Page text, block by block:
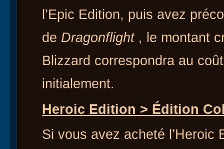
l’Epic Edition, puis avez
de Dragonflight , le montant
Blizzard correspondra au
initialement.
Heroic Edition > Édition
Si vous avez acheté l’Heroic